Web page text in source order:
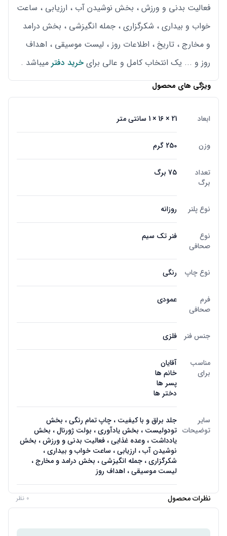
فعالیت بدنی و ورزش ، بخش نوشیدن آب ، ارزیابی ، ساعت
خواب و بیداری ، شکرگزاری ، جمله انگیزشی ، بخش درامد
و مخارج ، تاریخ ، اطلاعات روز ، لیست موسیقی ، اهداف
روز و ... یک انتخاب کامل و عالی برای خرید دفتر میباشد .
ویژگی های محصول
ابعاد 21 × 16 × 1 سانتی متر
وزن 250 گرم
تعداد
برگ
75 برگ
نوع پلنر روزانه
نوع
صحافی
فنر تک سیم
نوع چاپ رنگی
فرم
صحافی
عمودی
جنس فنر فلزی
مناسب
برای
آقایان
خانم ها
پسر ها
دختر ها
سایر
توضیحات
جلد براق و با کیفیت ، چاپ تمام رنگی ، بخش
تودولیست ، بخش یادآوری ، بولت ژورنال ، بخش
یادداشت ، وعده غذایی ، فعالیت بدنی و ورزش ، بخش
نوشیدن آب ، ارزیابی ، ساعت خواب و بیداری ،
شکرگزاری ، جمله انگیزشی ، بخش درامد و مخارج ،
لیست موسیقی ، اهداف روز
نظرات محصول 0 نظر